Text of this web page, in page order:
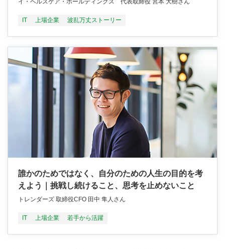
イ・ヘルスケア・ホールディングス 代表取締役 宮本 大樹さん
IT 上場企業 波乱万丈ストーリー
誰かのためではなく、自分のための人生の目的を考
えよう｜挑戦し続けること、思考を止めないこと
トレンダーズ 取締役CFO 田中 隼人さん
IT 上場企業 若手から活躍